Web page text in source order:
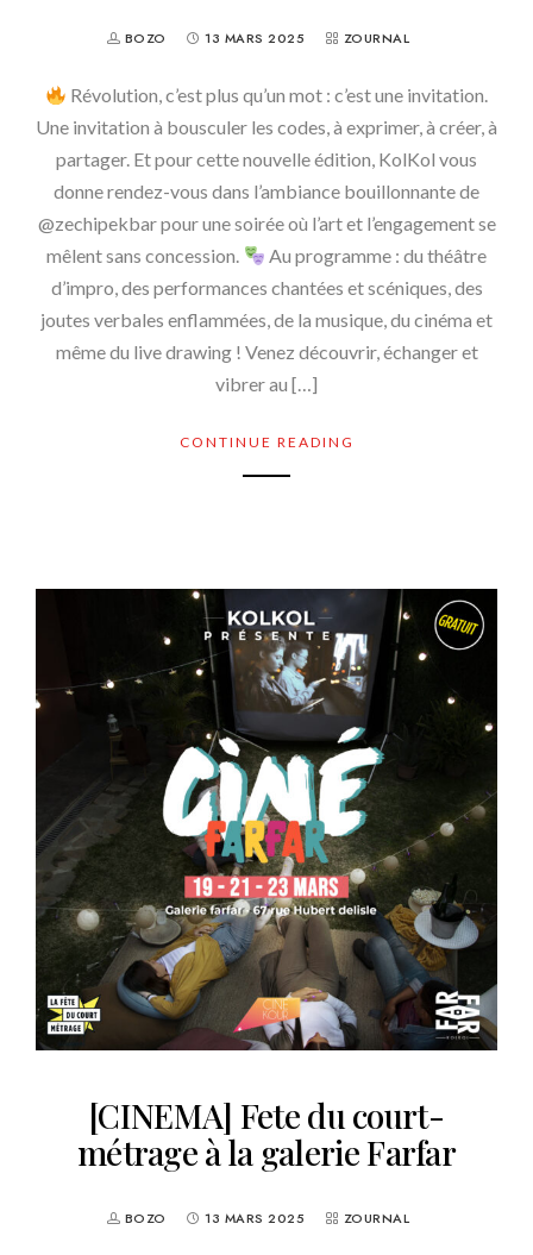
BOZO 13 MARS 2025 ZOURNAL
Révolution, c’est plus qu’un mot : c’est une invitation.
Une invitation à bousculer les codes, à exprimer, à créer, à
partager. Et pour cette nouvelle édition, KolKol vous
donne rendez-vous dans l’ambiance bouillonnante de
@zechipekbar pour une soirée où l’art et l’engagement se
mêlent sans concession.
Au programme : du théâtre
d’impro, des performances chantées et scéniques, des
joutes verbales enflammées, de la musique, du cinéma et
même du live drawing ! Venez découvrir, échanger et
vibrer au […]
CONTINUE READING
[CINEMA] Fete du court-
métrage à la galerie Farfar
BOZO 13 MARS 2025 ZOURNAL